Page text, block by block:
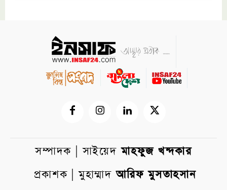
সম্পাদক | সাইয়েদমাহফুজ খন্দকার
প্রকাশক | মুহাম্মাদআরিফ মুসতাহসান